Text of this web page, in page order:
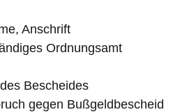
Anschrift
Ordnungsamt
Bescheides
gegen Bußgeldbescheid